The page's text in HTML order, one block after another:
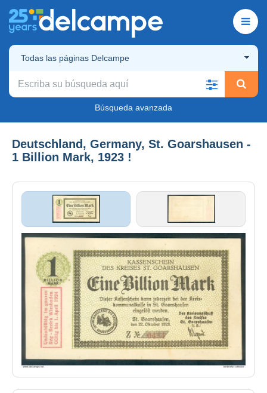
Todas las páginas Delcampe
Búsqueda avanzada
Deutschland, Germany, St. Goarshausen -
1 Billion Mark, 1923 !